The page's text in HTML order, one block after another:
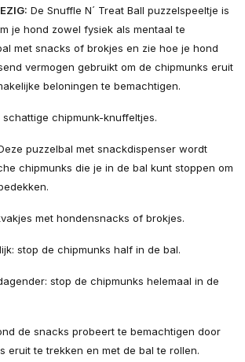
De Snuffle N´ Treat Ball puzzelspeeltje is
je hond zowel fysiek als mentaal te
met snacks of brokjes en zie hoe je hond
vermogen gebruikt om de chipmunks eruit
beloningen te bemachtigen.
schattige chipmunk-knuffeltjes.
puzzelbal met snackdispenser wordt
chipmunks die je in de bal kunt stoppen om
met hondensnacks of brokjes.
stop de chipmunks half in de bal.
stop de chipmunks helemaal in de
de snacks probeert te bemachtigen door
eruit te trekken en met de bal te rollen.